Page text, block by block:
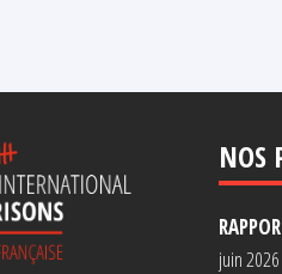
NOS
juin 2026